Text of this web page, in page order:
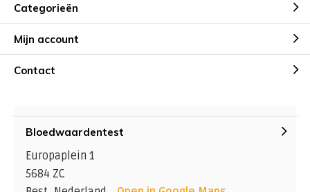
Categorieën
Mijn account
Contact
Bloedwaardentest
Europaplein 1
5684 ZC